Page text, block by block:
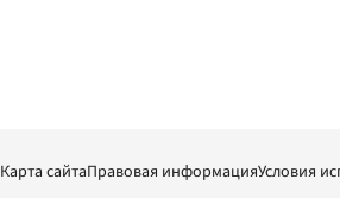
Карта сайтаПравовая информацияУсловия